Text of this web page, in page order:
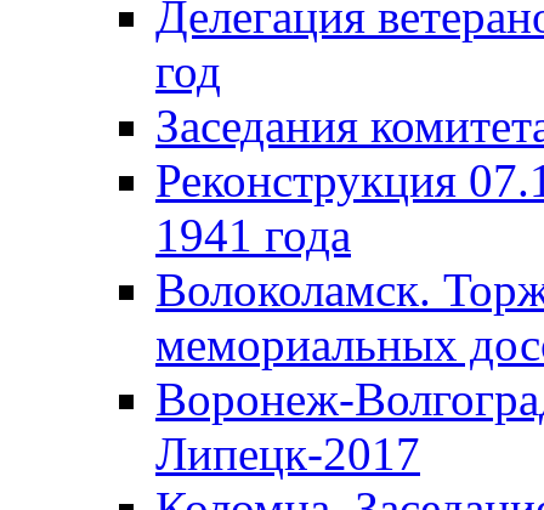
Делегация
год
Заседания
Реконструкция
1941 года
Волоколамск.
мемориальных
Воронеж-
Липецк-2017